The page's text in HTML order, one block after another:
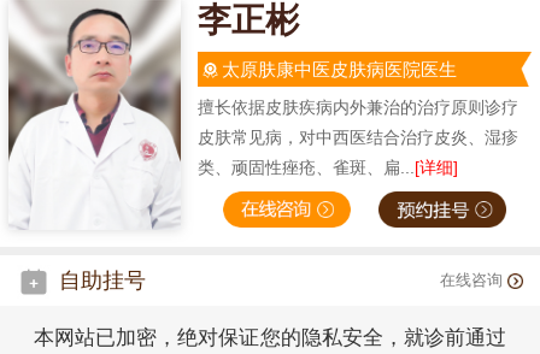
李正彬
太原肤康中医皮肤病医院医生
擅长依据皮肤疾病内外兼治的治疗原则诊疗
皮肤常见病，对中西医结合治疗皮炎、湿疹
类、顽固性痤疮、雀斑、扁...[详细]
自助挂号 在线咨询
本网站已加密，绝对保证您的隐私安全，就诊前通过